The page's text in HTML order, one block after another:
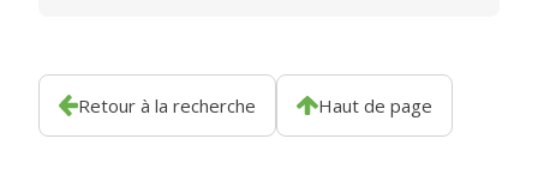
Retour à la recherche Haut de page